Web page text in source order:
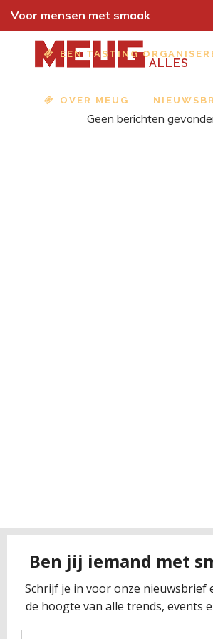
Voor mensen met smaak
EEN TASTING
OVER MEUG
ALLES
Geen berichten